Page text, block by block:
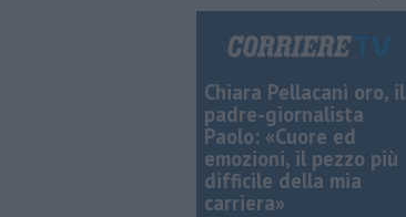
Chiara Pellacani oro, il
padre-giornalista
Paolo: «Cuore ed
emozioni, il pezzo più
difficile della mia
carriera»